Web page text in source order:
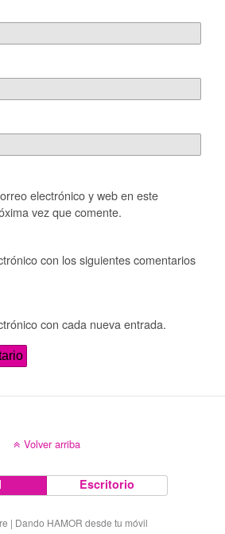
electrónico y web en este
vez que comente.
con los siguientes comentarios
con cada nueva entrada.
Volver arriba
Escritorio
| Dando HAMOR desde tu móvil